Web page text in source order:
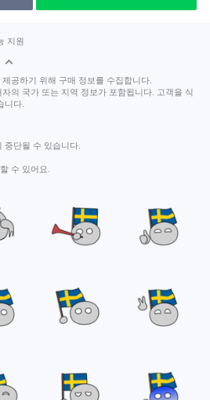
지원
공하기 위해 구매 정보를 수집합니다.
의 국가 또는 지역 정보가 포함됩니다. 고객을 식
니다.
중단될 수 있습니다.
수 있어요.